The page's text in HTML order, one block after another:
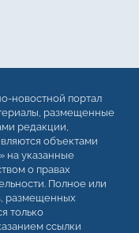
новостной портал
размещенные
редакции,
объектами
на указанные
о правах
Полное или
размещенных
только
ссылки